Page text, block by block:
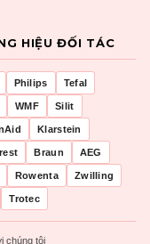
HIỆU ĐỐI TÁC
Philips Tefal
WMF Silit
Klarstein
Braun AEG
Rowenta Zwilling
Trotec
chúng tôi